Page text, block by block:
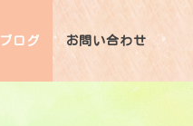
ブログ お問い合わせ